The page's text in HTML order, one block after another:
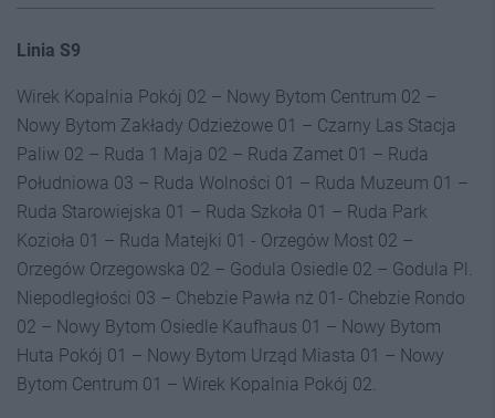
Linia S9
Wirek Kopalnia Pokój 02 – Nowy Bytom Centrum 02 –
Nowy Bytom Zakłady Odzieżowe 01 – Czarny Las Stacja
Paliw 02 – Ruda 1 Maja 02 – Ruda Zamet 01 – Ruda
Południowa 03 – Ruda Wolności 01 – Ruda Muzeum 01 –
Ruda Starowiejska 01 – Ruda Szkoła 01 – Ruda Park
Kozioła 01 – Ruda Matejki 01 - Orzegów Most 02 –
Orzegów Orzegowska 02 – Godula Osiedle 02 – Godula Pl.
Niepodległości 03 – Chebzie Pawła nż 01- Chebzie Rondo
02 – Nowy Bytom Osiedle Kaufhaus 01 – Nowy Bytom
Huta Pokój 01 – Nowy Bytom Urząd Miasta 01 – Nowy
Bytom Centrum 01 – Wirek Kopalnia Pokój 02.